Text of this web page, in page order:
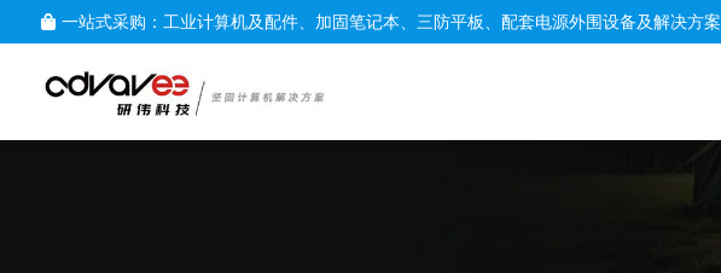
一站式采购：工业计算机及配件、加固笔记本、三防平板、配套电源外围设备及解决方案